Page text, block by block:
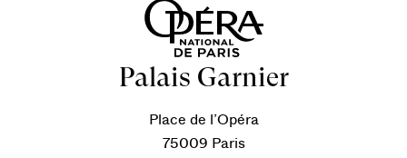
Palais Garnier
Place de l’Opéra
75009 Paris